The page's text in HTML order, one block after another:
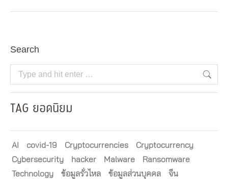
Search
Search:
TAG ยอดนิยม
AI covid-19 Cryptocurrencies
Cryptocurrency
Cybersecurity
hacker Malware
Ransomware
Technology
ข้อมูลรั่วไหล ข้อมูลส่วนบุคคล
จีน